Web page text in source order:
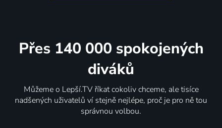
Přes 140 000 spokojených
diváků
Můžeme o Lepší.TV říkat cokoliv chceme, ale tisíce
nadšených uživatelů ví stejně nejlépe, proč je pro ně tou
správnou volbou.